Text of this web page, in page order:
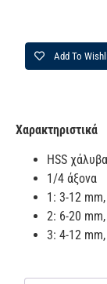
Add To
Χαρακτηριστικά
HSS χάλυβα
1/4 άξονα
1: 3-12
2: 6-20
3: 4-12